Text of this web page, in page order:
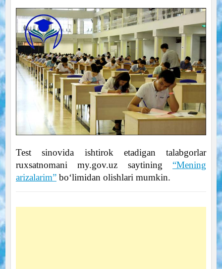
Test sinovida ishtirok etadigan talabgorlar
ruxsatnomani my.gov.uz saytining “Mening
arizalarim”bo‘limidan olishlari mumkin.